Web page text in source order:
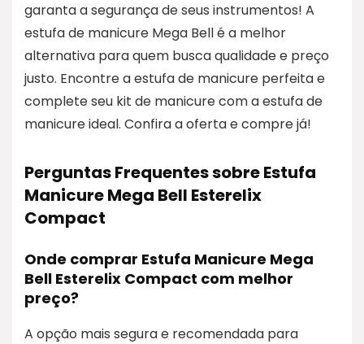
garanta a segurança de seus instrumentos! A
estufa de manicure Mega Bell é a melhor
alternativa para quem busca qualidade e preço
justo. Encontre a estufa de manicure perfeita e
complete seu kit de manicure com a estufa de
manicure ideal. Confira a oferta e compre já!
Perguntas Frequentes sobre Estufa
Manicure Mega Bell Esterelix
Compact
Onde comprar Estufa Manicure Mega
Bell Esterelix Compact com melhor
preço?
A opção mais segura e recomendada para